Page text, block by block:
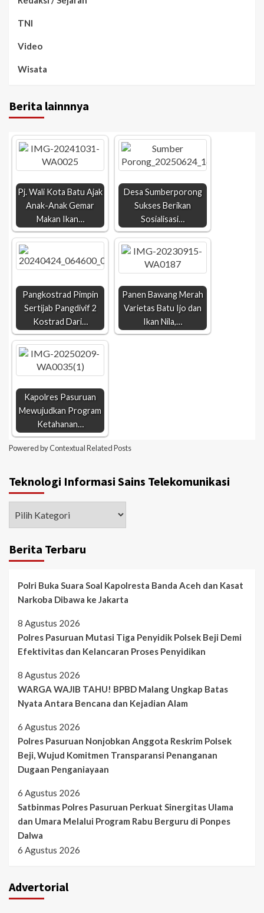
TNI
Video
Wisata
Berita lainnnya
Pj. Wali Kota Batu Ajak
Anak-Anak Gemar
Makan Ikan…
Desa Sumberporong
Sukses Berikan
Sosialisasi…
Pangkostrad Pimpin
Sertijab Pangdivif 2
Kostrad Dari…
Panen Bawang Merah
Varietas Batu Ijo dan
Ikan Nila,…
Kapolres Pasuruan
Mewujudkan Program
Ketahanan…
Powered byContextual Related Posts
Teknologi Informasi Sains Telekomunikasi
Berita Terbaru
Polri Buka Suara Soal Kapolresta Banda Aceh dan Kasat
Narkoba Dibawa ke Jakarta
8 Agustus 2026
Polres Pasuruan Mutasi Tiga Penyidik Polsek Beji Demi
Efektivitas dan Kelancaran Proses Penyidikan
8 Agustus 2026
WARGA WAJIB TAHU! BPBD Malang Ungkap Batas
Nyata Antara Bencana dan Kejadian Alam
6 Agustus 2026
Polres Pasuruan Nonjobkan Anggota Reskrim Polsek
Beji, Wujud Komitmen Transparansi Penanganan
Dugaan Penganiayaan
6 Agustus 2026
Satbinmas Polres Pasuruan Perkuat Sinergitas Ulama
dan Umara Melalui Program Rabu Berguru di Ponpes
Dalwa
6 Agustus 2026
Advertorial